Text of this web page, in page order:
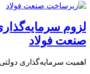
لزوم
صنعت فولاد
اهمیت سرمایه‌گذاری دولتی